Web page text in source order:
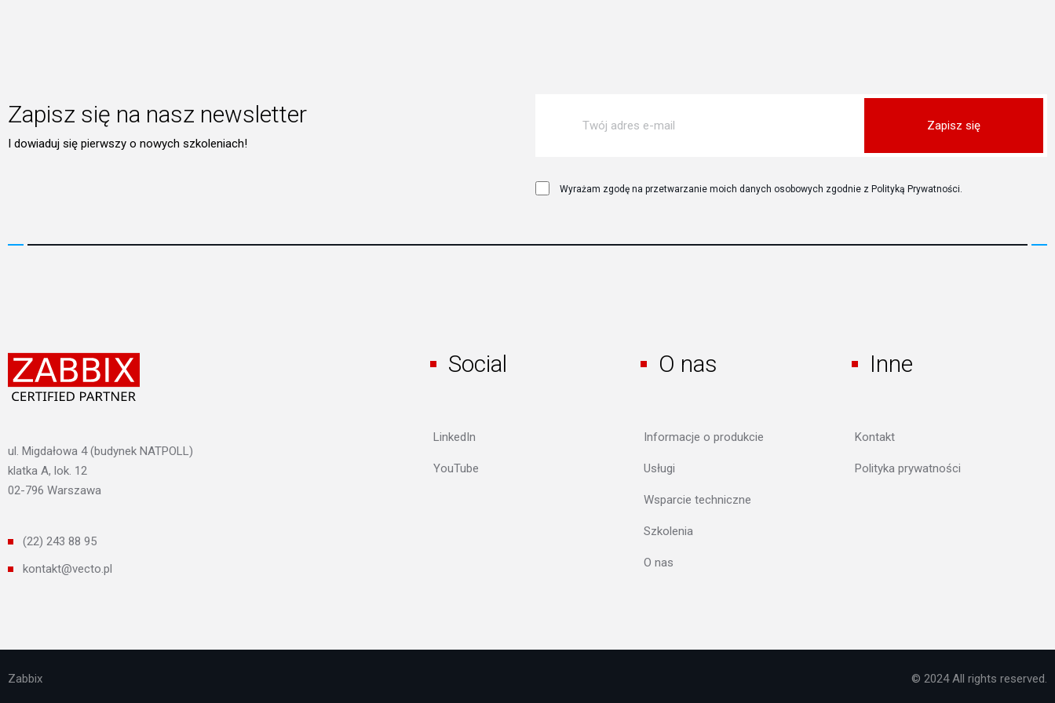
Zapisz się na nasz newsletter
I dowiaduj się pierwszy o nowych szkoleniach!
Zapisz się
Wyrażam zgodę na przetwarzanie moich danych osobowych zgodnie z Polityką Prywatności.
ul. Migdałowa 4 (budynek NATPOLL)
klatka A, lok. 12
02-796 Warszawa
(22) 243 88 95
kontakt@vecto.pl
Social
LinkedIn
YouTube
O nas
Informacje o produkcie
Usługi
Wsparcie techniczne
Szkolenia
O nas
Inne
Kontakt
Polityka prywatności
Zabbix © 2024 All rights reserved.